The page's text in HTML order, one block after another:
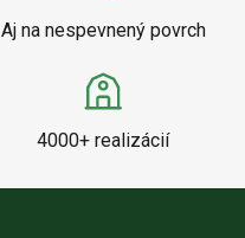
Aj na nespevnený povrch
4000+ realizácií